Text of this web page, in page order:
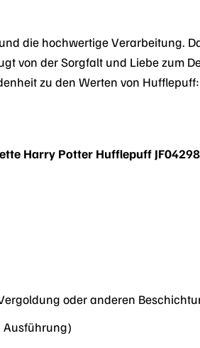
die hochwertige Verarbeitung.
von der Sorgfalt und Liebe zum
zu den Werten von
Harry Potter Hufflepuff
oder anderen
Ausführung)